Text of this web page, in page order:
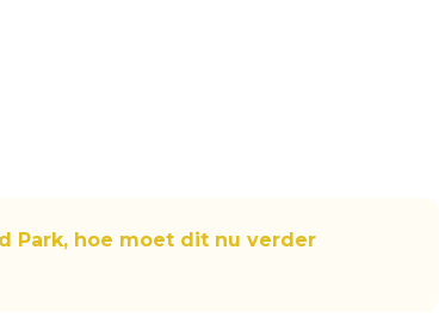
Park, hoe moet dit nu verder